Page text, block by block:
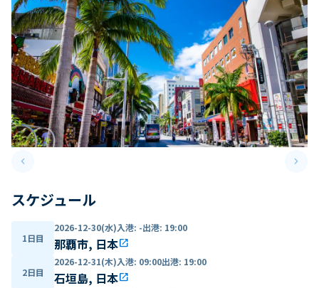
keyboard_arrow_leftPrevious slide keyboard_arrow_right
スケジュール
1日目
2026-12-30(水)入港: -出港: 19:00
那覇市, 日本open_in_new
2日目
2026-12-31(木)入港: 09:00出港: 19:00
石垣島, 日本open_in_new